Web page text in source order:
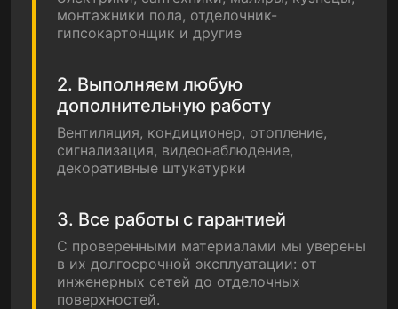
монтажники пола, отделочник-
гипсокартонщик и другие
2. Выполняем любую
дополнительную работу
Вентиляция, кондиционер, отопление,
сигнализация, видеонаблюдение,
декоративные штукатурки
3. Все работы с гарантией
С проверенными материалами мы уверены
в их долгосрочной эксплуатации: от
инженерных сетей до отделочных
поверхностей.